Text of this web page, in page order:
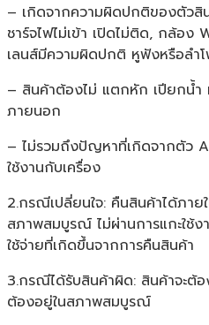
– เกิดจากความผิดปกติของตัวสิ
ชาร์จไฟไม่เข้า เปิดไม่ติด, กล้อง
เลนส์มีความผิดปกติ หูฟังหรือลำ
– สินค้าต้องไม่ แตกหัก เปียกน้ำ
ภายนอก
– ไม่รวมถึงปัญหาที่เกิดจากตัว
ใช้งานกับเครื่อง
2.กรณีเปลี่ยนใจ: คืนสินค้าได้ภา
สภาพสมบูรณ์ ไม่ผ่านการแกะใช้ง
ใช้จ่ายที่เกิดขึ้นจากการคืนสินค้า
3.กรณีได้รับสินค้าผิด: สินค้าจะต้อ
ต้องอยู่ในสภาพสมบูรณ์